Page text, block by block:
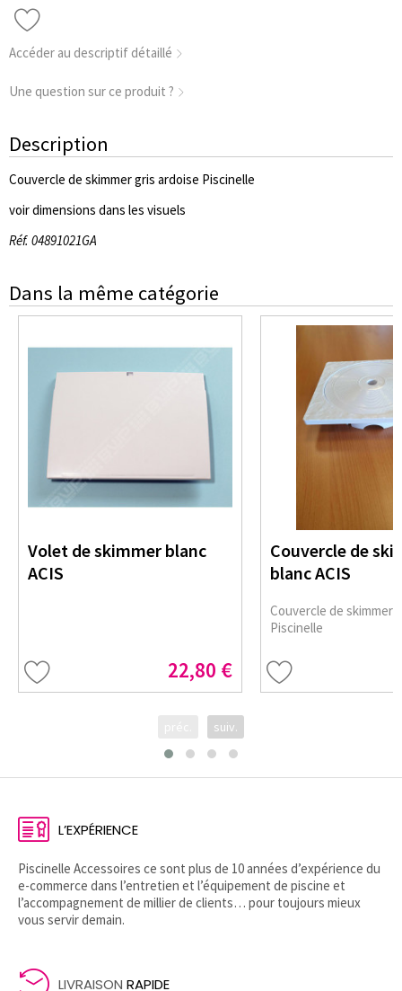
Accéder au descriptif détaillé
Une question sur ce produit ?
Description
Couvercle de skimmer gris ardoise Piscinelle
voir dimensions dans les visuels
Réf. 04891021GA
Dans la même catégorie
Volet de skimmer blanc
ACIS
22,80 €
Couvercle de
blanc ACIS
Couvercle de skimmer
Piscinelle
suiv.
L’EXPÉRIENCE
Piscinelle Accessoires ce sont plus de 10 années d’expérience du
e-commerce dans l’entretien et l’équipement de piscine et
l’accompagnement de millier de clients… pour toujours mieux
vous servir demain.
LIVRAISON RAPIDE